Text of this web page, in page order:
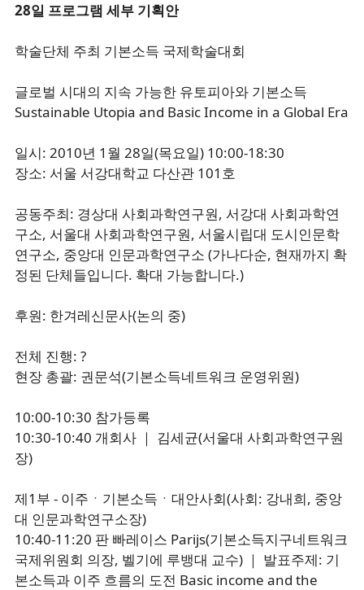
28일 프로그램 세부 기획안
학술단체 주최 기본소득 국제학술대회
글로벌 시대의 지속 가능한 유토피아와 기본소득
Sustainable Utopia and Basic Income in a Global Era
일시: 2010년 1월 28일(목요일) 10:00-18:30
장소: 서울 서강대학교 다산관 101호
공동주최: 경상대 사회과학연구원, 서강대 사회과학연
구소, 서울대 사회과학연구원, 서울시립대 도시인문학
연구소, 중앙대 인문과학연구소 (가나다순, 현재까지 확
정된 단체들입니다. 확대 가능합니다.)
후원: 한겨레신문사(논의 중)
전체 진행: ?
현장 총괄: 권문석(기본소득네트워크 운영위원)
10:00-10:30 참가등록
10:30-10:40 개회사 ｜ 김세균(서울대 사회과학연구원
장)
제1부 - 이주ㆍ기본소득ㆍ대안사회(사회: 강내희, 중앙
대 인문과학연구소장)
10:40-11:20 판 빠레이스 Parijs(기본소득지구네트워크
국제위원회 의장, 벨기에 루뱅대 교수) ｜ 발표주제: 기
본소득과 이주 흐름의 도전 Basic income and the